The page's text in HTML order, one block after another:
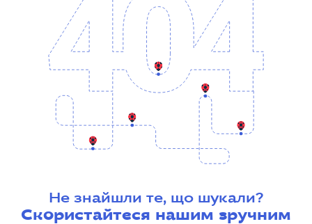
Не знайшли те, що шукали?
Скористайтеся нашим зручним